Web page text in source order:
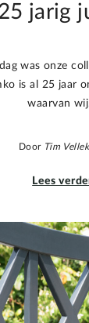
jarig
was onze
is al 25 jaar
waarvan
Door Tim
Lees